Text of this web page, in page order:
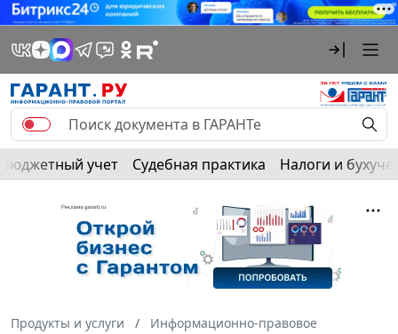
Бюджетный учет Судебная практика Налоги и
Продукты и услуги
Информационно-правовое